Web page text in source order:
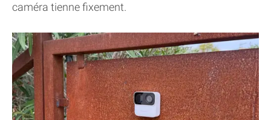
caméra tienne fixement.